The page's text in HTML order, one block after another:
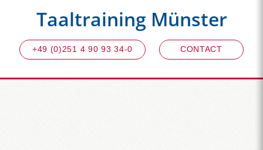
Taaltraining Münster
+49 (0)251 4 90 93 34-0 CONTACT